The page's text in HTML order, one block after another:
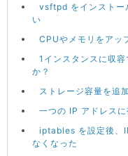
vsftpd をインストー
い
CPUやメモリをアッ
1インスタンスに収
か？
ストレージ容量を追
一つの IP アドレス
iptables を設定後、
なくなった